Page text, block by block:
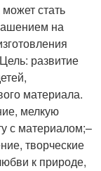
стать
на
развитие
материала.
мелкую
с материалом;–
творческие
к природе,